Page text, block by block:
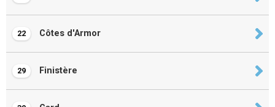
22 Côtes d'Armor
29 Finistère